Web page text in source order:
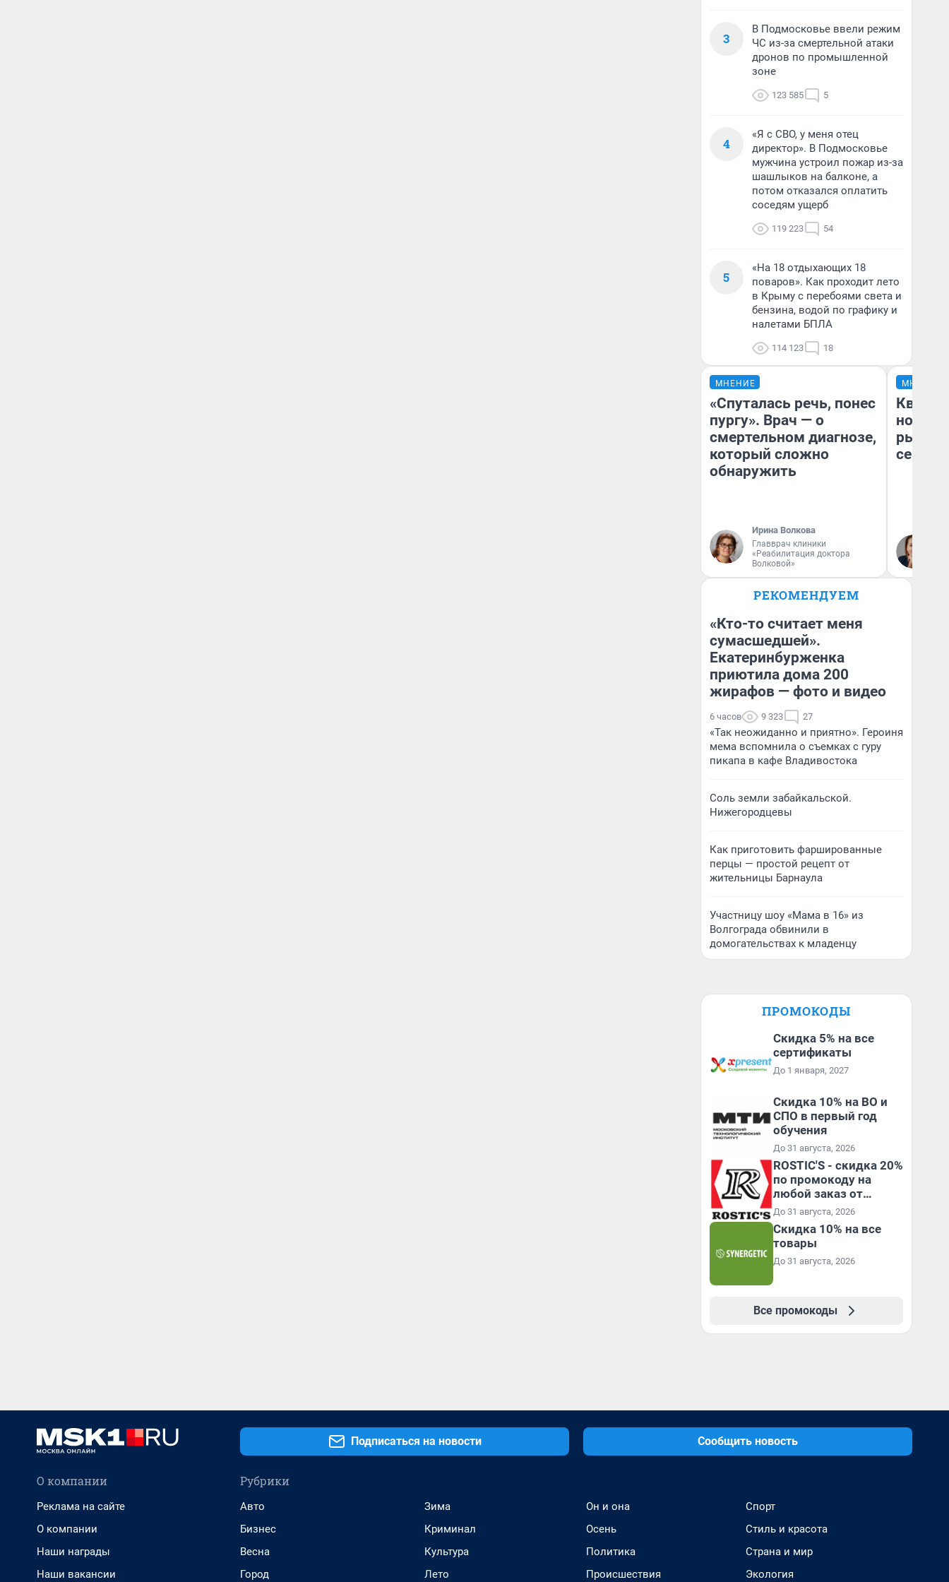
3
В Подмосковье ввели режим
ЧС из-за смертельной атаки
дронов по промышленной
зоне
123 585 5
4
«Я с СВО, у меня отец
директор». В Подмосковье
мужчина устроил пожар из-за
шашлыков на балконе, а
потом отказался оплатить
соседям ущерб
119 223 54
5
«На 18 отдыхающих 18
поваров». Как проходит лето
в Крыму с перебоями света и
бензина, водой по графику и
налетами БПЛА
114 123 18
МНЕНИЕ
«Спуталась речь, понес
пургу». Врач — о
смертельном диагнозе,
который сложно
обнаружить
Ирина Волкова
Главврач клиники
«Реабилитация доктора
Волковой»
МНЕНИЕ
но
рынок
РЕКОМЕНДУЕМ
«Кто-то считает меня
сумасшедшей».
Екатеринбурженка
приютила дома 200
жирафов — фото и видео
6 часов 9 323 27
«Так неожиданно и приятно». Героиня
мема вспомнила о съемках с гуру
пикапа в кафе Владивостока
Соль земли забайкальской.
Нижегородцевы
Как приготовить фаршированные
перцы — простой рецепт от
жительницы Барнаула
Участницу шоу «Мама в 16» из
Волгограда обвинили в
домогательствах к младенцу
ПРОМОКОДЫ
Скидка 5% на все
сертификаты
До 1 января, 2027
Скидка 10% на ВО и
СПО в первый год
обучения
До 31 августа, 2026
ROSTIC'S - скидка 20%
по промокоду на
любой заказ от
3199₽!
До 31 августа, 2026
Скидка 10% на все
товары
До 31 августа, 2026
Все промокоды
Подписаться на новости Сообщить новость
О компании
Реклама на сайте
О компании
Наши награды
Наши вакансии
Рубрики
Авто
Бизнес
Весна
Город
Зима
Криминал
Культура
Лето
Он и она
Осень
Политика
Происшествия
Спорт
Стиль и красота
Страна и мир
Экология